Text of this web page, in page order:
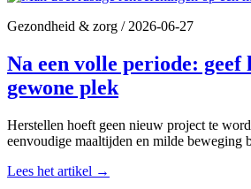
Gezondheid & zorg /2026-06-27
Na een volle periode: geef
gewone plek
Herstellen hoeft geen nieuw project te
eenvoudige maaltijden en milde beweging
Lees het artikel →